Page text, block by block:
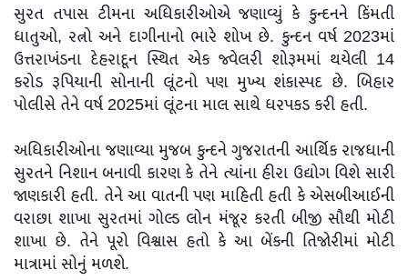
સુરત તપાસ ટીમના અધિકારીઓએ જણાવ્યું કે કુન્દનને કિંમતી
ધાતુઓ, રત્નો અને દાગીનાનો ભારે શોખ છે. કુન્દન વર્ષ 2023માં
ઉત્તરાખંડના દેહરાદૂન સ્થિત એક જ્વેલરી શોરૂમમાં થયેલી 14
કરોડ રૂપિયાની સોનાની લૂંટનો પણ મુખ્ય શંકાસ્પદ છે. બિહાર
પોલીસે તેને વર્ષ 2025માં લૂંટના માલ સાથે ધરપકડ કરી હતી.
અધિકારીઓના જણાવ્યા મુજબ કુન્દને ગુજરાતની આર્થિક રાજધાની
સુરતને નિશાન બનાવી કારણ કે તેને ત્યાંના હીરા ઉદ્યોગ વિશે સારી
જાણકારી હતી. તેને આ વાતની પણ માહિતી હતી કે એસબીઆઈની
વરાછા શાખા સુરતમાં ગોલ્ડ લોન મંજૂર કરતી બીજી સૌથી મોટી
શાખા છે. તેને પૂરો વિશ્વાસ હતો કે આ બેંકની તિજોરીમાં મોટી
માત્રામાં સોનું મળશે.